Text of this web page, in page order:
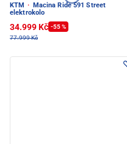
KTM ·
Macina Ride 591 Street
elektrokolo
34.999 Kč -55 %
77.999 Kč